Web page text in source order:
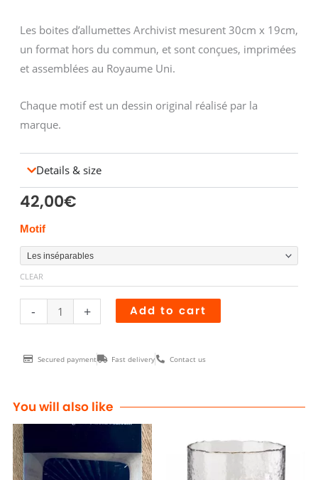
Les boites d’allumettes Archivist mesurent 30cm x 19cm,
un format hors du commun, et sont conçues, imprimées
et assemblées au Royaume Uni.
Chaque motif est un dessin original réalisé par la
marque.
Details & size
42,00€
Motif
CLEAR
-
BOITE
ALLUMETTES
XXL
quantity
+ Add to cart
Secured payment Fast delivery Contact us
You will also like